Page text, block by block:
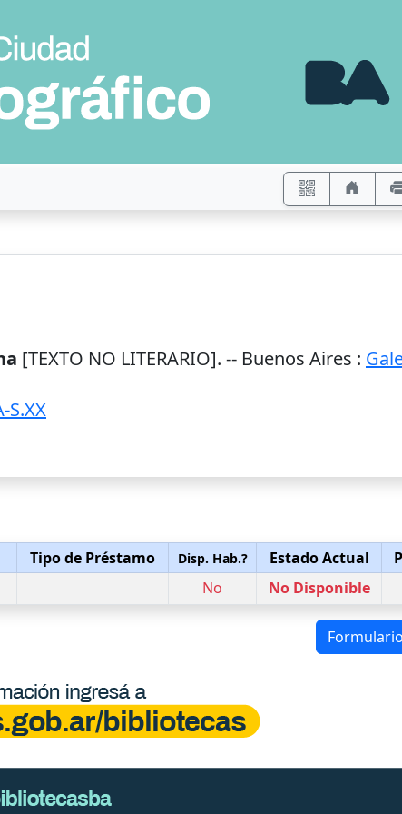
[TEXTO NO LITERARIO]. -- Buenos Aires :
S.XX
Tipo de Préstamo Disp. Hab.? Estado Actual
No No Disponible